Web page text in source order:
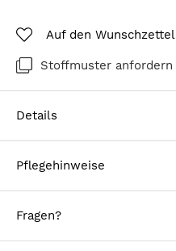
Auf den Wunschzettel
Stoffmuster anfordern
Details
Pflegehinweise
Fragen?